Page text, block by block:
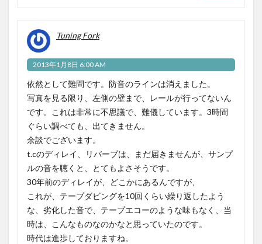
Tuning Fork
2013年1月8日 6:00 AM
依然として難問です。防音のラインは消えました。
写真を見る限り、左側の壁まで、レールが行ってないん
です。これは非常に不思議で、難儀しています。3時間
ぐらい調べても、出てきません。
余談でございます。
t.cのディレイ、リバーブは、まだ届きませんが、サンプ
ルの音を聴くと、とてもよさそうです。
30年前のディレイが、どこかにあるんですが、
これが、テープダビングを10回くらい繰り返したよう
な、劣化した音で、テープエコーのような味もなく、当
時は、こんなものなのかなと思っていたのです。
時代は進歩しておりますね。